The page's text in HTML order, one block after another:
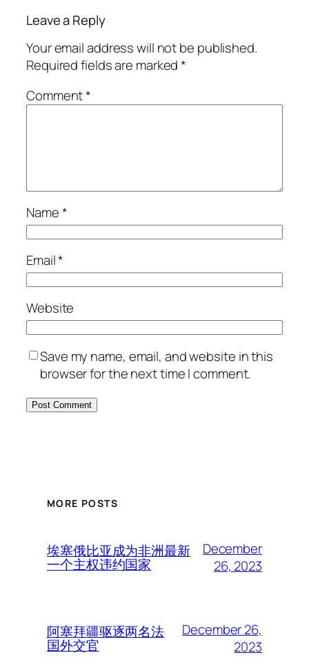
Leave a Reply
Your email address will not be published.
Required fields are marked*
Comment*
Name*
Email*
Website
Save my name, email, and website in this
browser for the next time I comment.
MORE POSTS
埃塞俄比亚成为非洲最新
一个主权违约国家
December
26, 2023
阿塞拜疆驱逐两名法
国外交官
December 26,
2023